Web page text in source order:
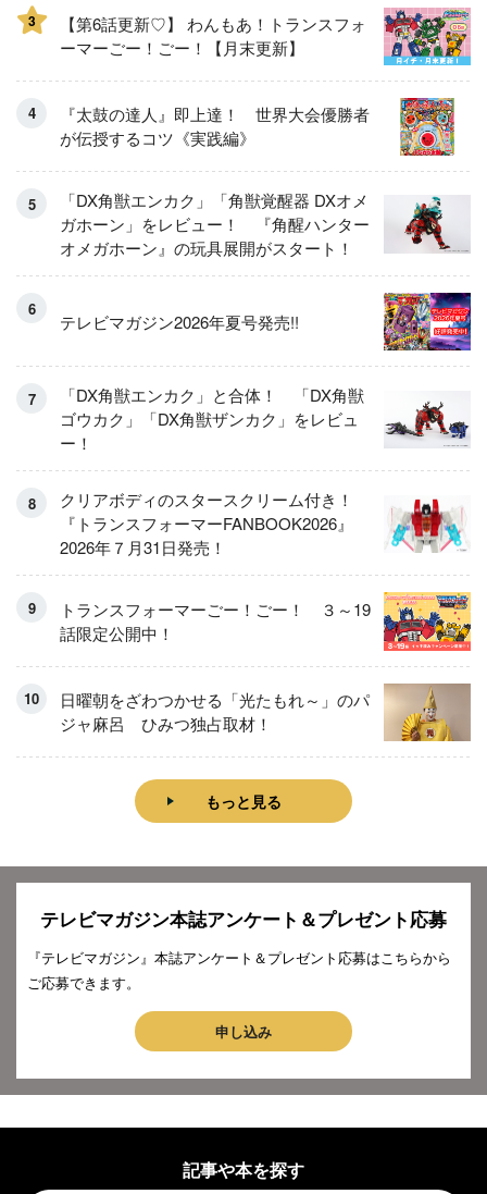
3
【第6話更新♡】 わんもあ！トランスフォ
ーマーごー！ごー！【月末更新】
『太鼓の達人』即上達！ 世界大会優勝者
が伝授するコツ《実践編》
「DX角獣エンカク」「角獣覚醒器 DXオメ
ガホーン」をレビュー！ 『角醒ハンター
オメガホーン』の玩具展開がスタート！
テレビマガジン2026年夏号発売!!
「DX角獣エンカク」と合体！ 「DX角獣
ゴウカク」「DX角獣ザンカク」をレビュ
ー！
クリアボディのスタースクリーム付き！
『トランスフォーマーFANBOOK2026』
2026年７月31日発売！
トランスフォーマーごー！ごー！ ３～19
話限定公開中！
日曜朝をざわつかせる「光たもれ～」のパ
ジャ麻呂 ひみつ独占取材！
もっと見る
テレビマガジン本誌アンケート＆プレゼント応募
『テレビマガジン』本誌アンケート＆プレゼント応募はこちらから
ご応募できます。
申し込み
記事や本を探す